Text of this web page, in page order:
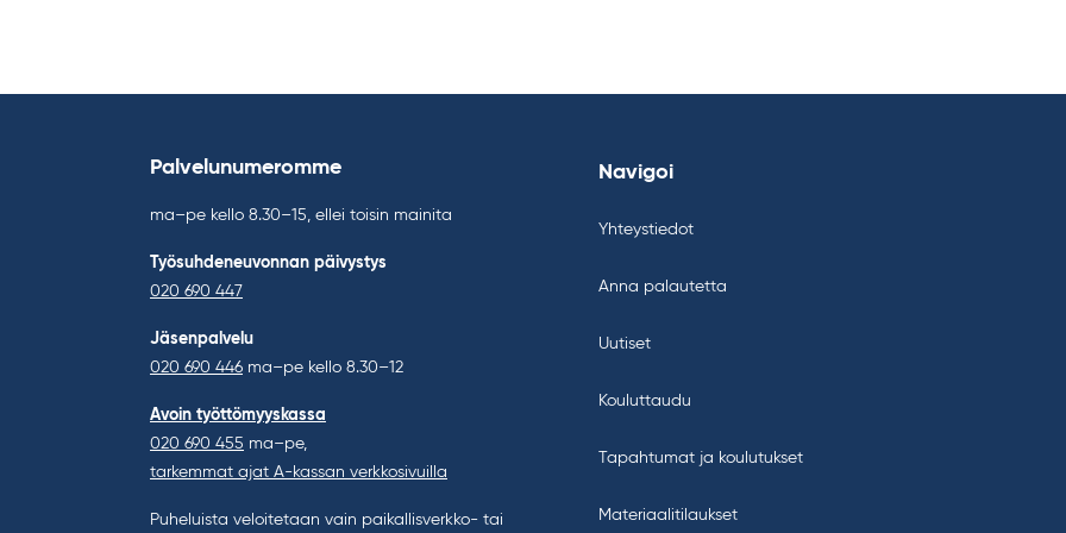
Palvelunumeromme
ma–pe kello 8.30–15, ellei toisin mainita
Työsuhdeneuvonnan päivystys
020 690 447
Jäsenpalvelu
020 690 446 ma–pe kello 8.30–12
Avoin työttömyyskassa
020 690 455 ma–pe,
tarkemmat ajat A-kassan verkkosivuilla
Puheluista veloitetaan vain paikallisverkko- tai
Navigoi
Yhteystiedot
Anna palautetta
Uutiset
Kouluttaudu
Tapahtumat ja koulutukset
Materiaalitilaukset